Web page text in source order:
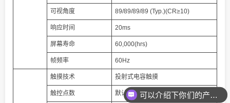
可视角度 89/89/89/89 (Typ.)(CR≥10)
响应时间 20ms
屏幕寿命 60,000(hrs)
帧频率 60Hz
触摸技术 投射式电容触摸
触控点数 默认10点，最高可支持40点